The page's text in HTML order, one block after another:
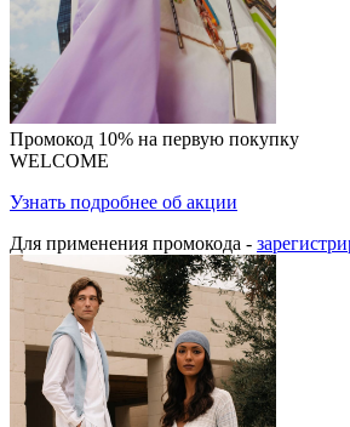
Промокод 10% на первую покупку
WELCOME
Узнать подробнее об акции
Для применения промокода -